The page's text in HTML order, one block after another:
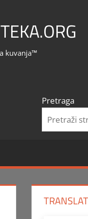
kuvanja™
Pretraga